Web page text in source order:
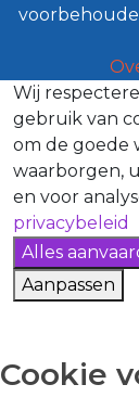
Wij
gebruik van
om de goede
waarborgen,
en voor
privacybeleid
Alles
Aanpassen
Cookie